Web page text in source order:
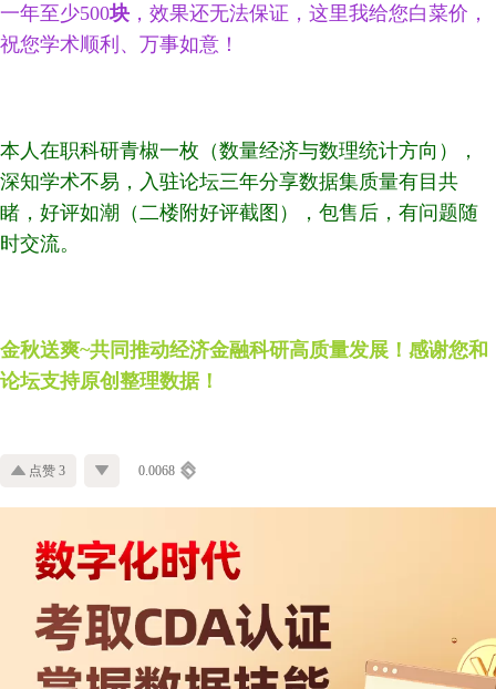
一年至少500块 ，效果还无法保证，这里我给您白菜价，
祝您学术顺利、万事如意！
本人在职科研青椒一枚（数量经济与数理统计方向），
深知学术不易，入驻论坛三年分享数据集质量有目共
睹，好评如潮（二楼附好评截图），包售后，有问题随
时交流。
金秋送爽~共同推动经济金融科研高质量发展！感谢您和
论坛支持原创整理数据！
点赞 3 0.0068